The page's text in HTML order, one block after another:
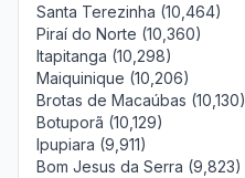
Santa Terezinha (10,464)
Piraí do Norte (10,360)
Itapitanga (10,298)
Maiquinique (10,206)
Brotas de Macaúbas (10,130)
Botuporã (10,129)
Ipupiara (9,911)
Bom Jesus da Serra (9,823)